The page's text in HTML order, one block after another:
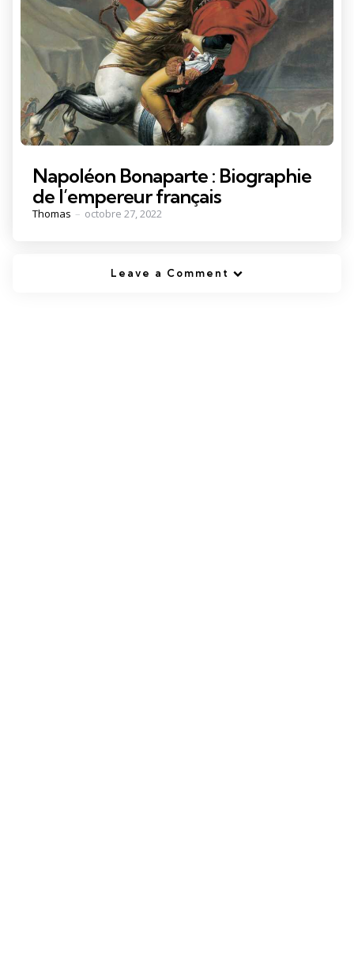
Napoléon Bonaparte : Biographie
de l’empereur français
Posted
Thomas octobre 27, 2022
Leave a Comment